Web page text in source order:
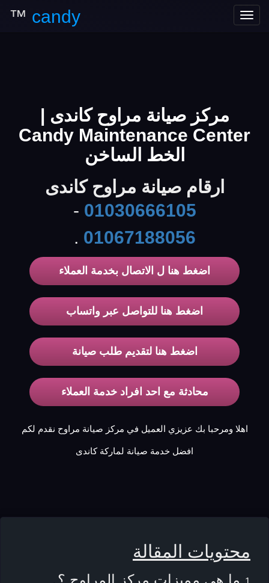
Toggle
candy
™
مركز صيانة مراوح كاندى |
Candy Maintenance Center
الخط الساخن
ارقام صيانة مراوح كاندى
01030666105
-
01067188056
.
اضغط هنا ل الاتصال بخدمة العملاء
اضغط هنا للتواصل عبر واتساب
اضغط هنا لتقديم طلب صيانة
محادثة مع احد افراد خدمة العملاء
اهلا ومرحبا بك عزيزي العميل في مركز صيانة مراوح نقدم لكم
افضل خدمة صيانة لماركة كاندى
محتويات المقالة
ما هى مميزات مركز المراوح ؟